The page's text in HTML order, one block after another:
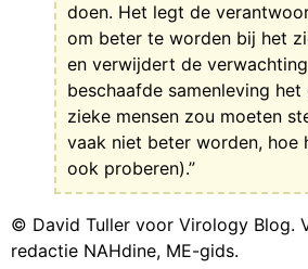
doen. Het legt de
om beter te worden bij het
en verwijdert de
beschaafde samenleving
zieke mensen zou moeten
vaak niet beter worden, hoe
ook proberen).”
© David Tuller voor Virology Blog.
redactie NAHdine, ME-gids.